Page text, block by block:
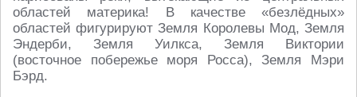
областей материка! В качестве «безлёдных»
областей фигурируют Земля Королевы Мод, Земля
Эндерби, Земля Уилкса, Земля Виктории
(восточное побережье моря Росса), Земля Мэри
Бэрд.